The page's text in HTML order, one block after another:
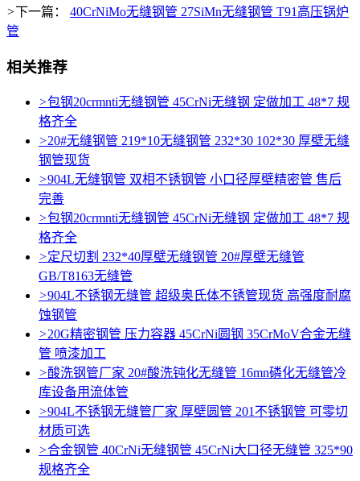
>下一篇： 40CrNiMo无缝钢管 27SiMn无缝钢管 T91高压锅炉
管
相关推荐
>包钢20crmnti无缝钢管 45CrNi无缝钢 定做加工 48*7 规
格齐全
>20#无缝钢管 219*10无缝钢管 232*30 102*30 厚壁无缝
钢管现货
>904L无缝钢管 双相不锈钢管 小口径厚壁精密管 售后
完善
>包钢20crmnti无缝钢管 45CrNi无缝钢 定做加工 48*7 规
格齐全
>定尺切割 232*40厚壁无缝钢管 20#厚壁无缝管
GB/T8163无缝管
>904L不锈钢无缝管 超级奥氏体不锈管现货 高强度耐腐
蚀钢管
>20G精密钢管 压力容器 45CrNi圆钢 35CrMoV合金无缝
管 喷漆加工
>酸洗钢管厂家 20#酸洗钝化无缝管 16mn磷化无缝管冷
库设备用流体管
>904L不锈钢无缝管厂家 厚壁圆管 201不锈钢管 可零切
材质可选
>合金钢管 40CrNi无缝钢管 45CrNi大口径无缝管 325*90
规格齐全